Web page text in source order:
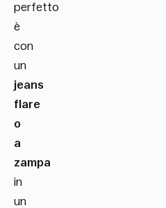
perfetto
è
con
un
jeans
flare
o
a
zampa
in
un